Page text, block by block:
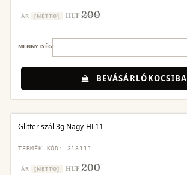
ÁR [NETTO] HUF200
MENNYISÉG
BEVÁSÁRLÓKOCSIBA
Glitter szál 3g Nagy-HL11
TERMÉK KÓD: 313111
ÁR [NETTO] HUF200